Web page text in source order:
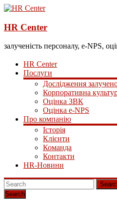
HR Center
залученість персоналу, e-NPS,
HR Center
Послуги
Дослідження
Корпоративна
Оцінка ЗВК
Оцінка e-NPS
Про компанію
Історія
Клієнти
Команда
Контакти
HR-Новини